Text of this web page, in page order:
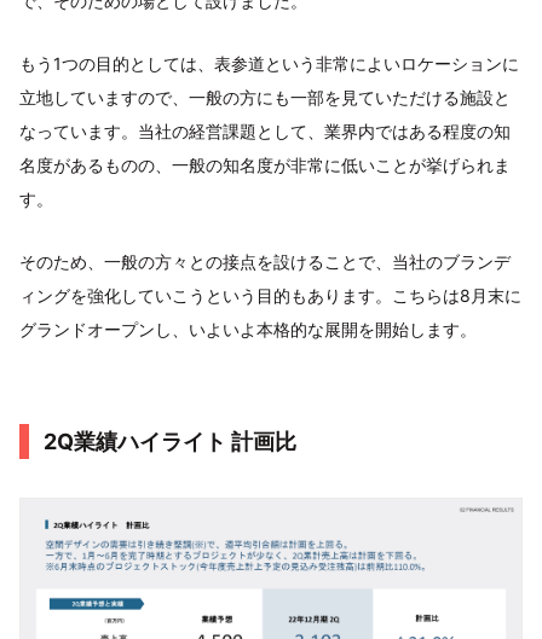
もう1つの目的としては、表参道という非常によいロケーションに
立地していますので、一般の方にも一部を見ていただける施設と
なっています。当社の経営課題として、業界内ではある程度の知
名度があるものの、一般の知名度が非常に低いことが挙げられま
す。
そのため、一般の方々との接点を設けることで、当社のブランデ
ィングを強化していこうという目的もあります。こちらは8月末に
グランドオープンし、いよいよ本格的な展開を開始します。
2Q業績ハイライト 計画比